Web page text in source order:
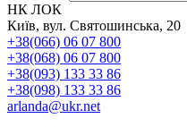
НК ЛОК
Київ, вул. Святошинська, 20
+38(066) 06 07 800
+38(068) 06 07 800
+38(093) 133 33 86
+38(098) 133 33 86
arlanda@ukr.net